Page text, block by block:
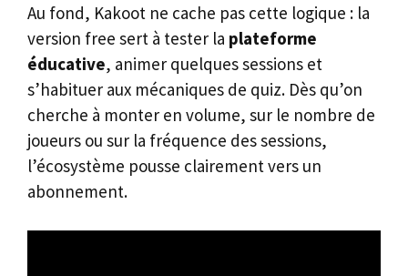
Au fond, Kakoot ne cache pas cette logique : la
version free sert à tester la plateforme
éducative, animer quelques sessions et
s’habituer aux mécaniques de quiz. Dès qu’on
cherche à monter en volume, sur le nombre de
joueurs ou sur la fréquence des sessions,
l’écosystème pousse clairement vers un
abonnement.